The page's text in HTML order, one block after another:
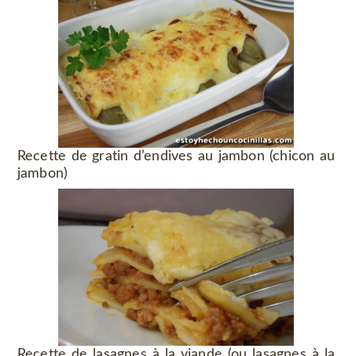
Recette de gratin d’endives au jambon (chicon au
jambon)